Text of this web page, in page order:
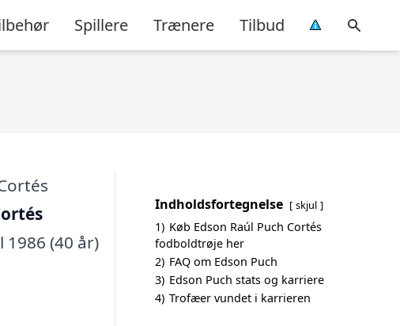
Spillere Trænere Tilbud
1986 (40 år)
Indholdsfortegnelse skjul
1) Køb Edson Raúl Puch Cortés
fodboldtrøje her
2) FAQ om Edson Puch
3) Edson Puch stats og karriere
4) Trofæer vundet i karrieren